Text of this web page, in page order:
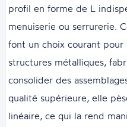
profil en forme de L
menuiserie ou serrurerie.
font un choix courant pour
structures métalliques,
consolider des
qualité supérieure, elle
linéaire, ce qui la rend